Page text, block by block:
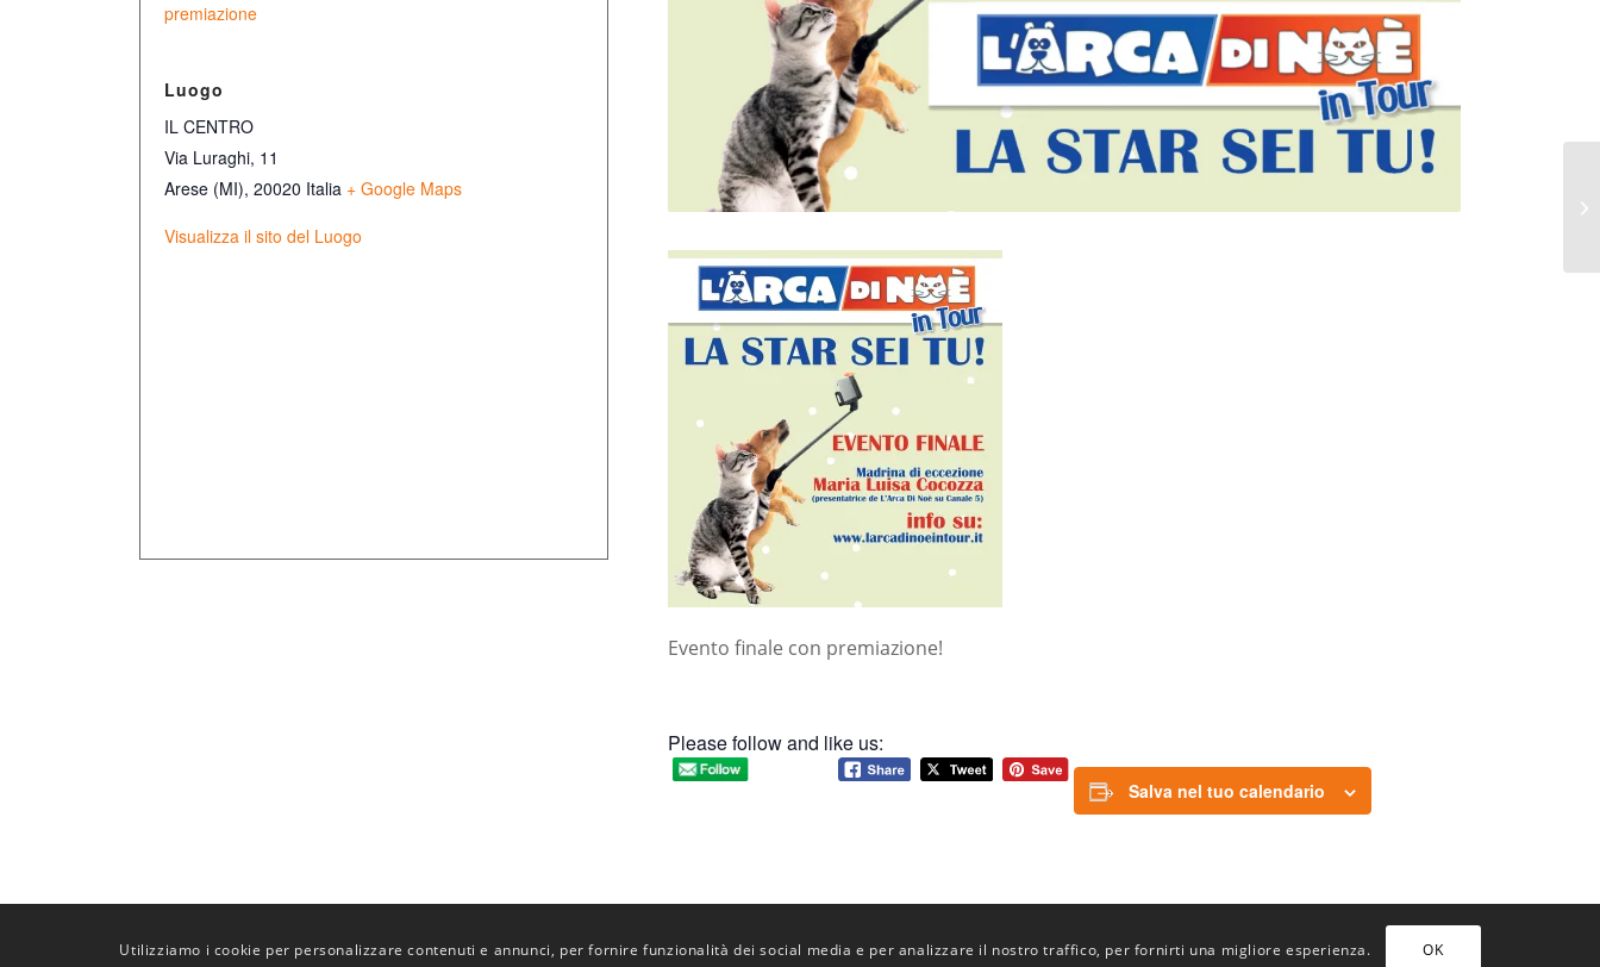
Evento finale con premiazione!
Please follow and like us:
Salva nel tuo calendario
premiazione
Luogo
IL CENTRO
Via Luraghi, 11
Arese (MI), 20020 Italia + Google Maps
Visualizza il sito del Luogo
Utilizziamo i cookie per personalizzare contenuti e annunci, per fornire funzionalità dei social media e per analizzare il nostro traffico, per fornirti una migliore esperienza. OK